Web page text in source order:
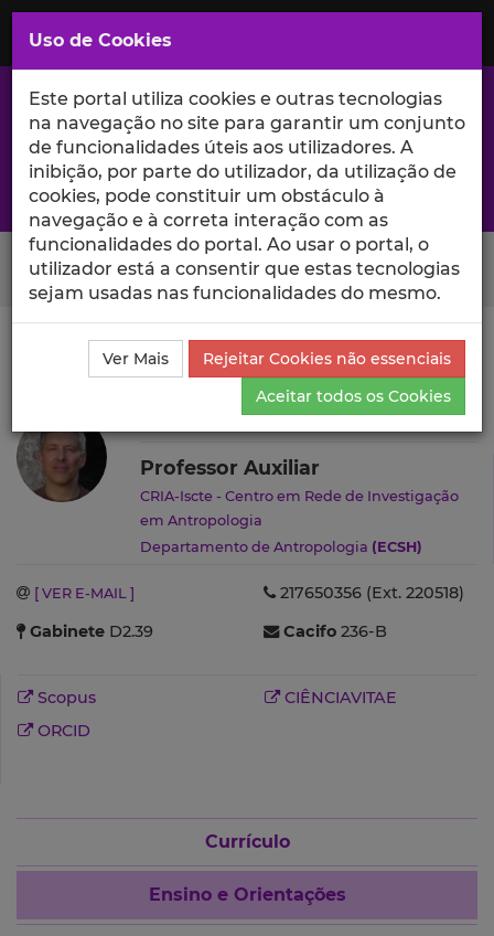
Saltar
para
Conteúdo
Principal
A excelência da investigação e ciência no Iscte
Search Button
Ciência_Iscte Autores Francisco Oneto
Ensino e
Orientações
Francisco Oneto
Professor Auxiliar
CRIA-Iscte - Centro em Rede de Investigação
em Antropologia
Departamento de Antropologia (ECSH)
[ VER E-MAIL ]
217650356 (Ext. 220518)
Gabinete D2.39 Cacifo 236-B
Scopus
CIÊNCIAVITAE
ORCID
Currículo
Ensino e Orientações
Uso de Cookies
Este portal utiliza cookies e outras tecnologias
na navegação no site para garantir um conjunto
de funcionalidades úteis aos utilizadores. A
inibição, por parte do utilizador, da utilização de
cookies, pode constituir um obstáculo à
navegação e à correta interação com as
funcionalidades do portal. Ao usar o portal, o
utilizador está a consentir que estas tecnologias
sejam usadas nas funcionalidades do mesmo.
Ver Mais
Rejeitar Cookies não essenciais
Aceitar todos os Cookies